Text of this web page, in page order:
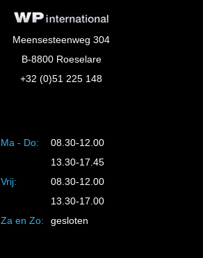
Meensesteenweg 304
B-8800 Roeselare
+32 (0)51 225 148
Ma - Do:
08.30-12.00
13.30-17.45
Vrij:
08.30-12.00
13.30-17.00
Za en Zo:
gesloten